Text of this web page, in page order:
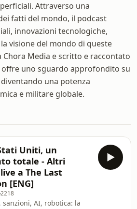
Attraverso una
fatti del mondo, il podcast
innovazioni tecnologiche,
visione del mondo di queste
Media e scritto e raccontato
offre uno sguardo approfondito su
una potenza
e militare globale.
Uniti, un
totale - Altri
a The Last
[ENG]
2218
sanzioni, AI, robotica: la